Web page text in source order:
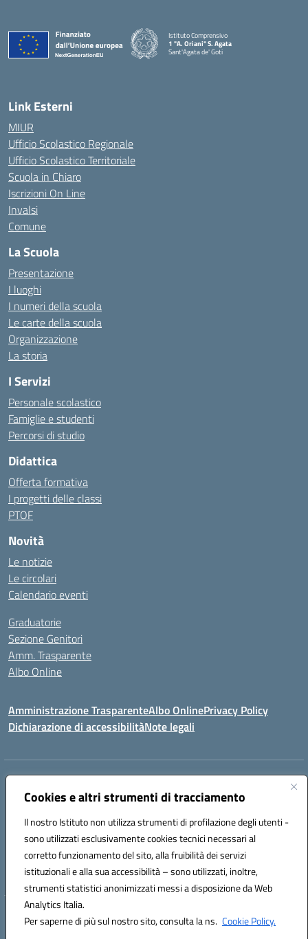
Cookies e altri strumenti di tracciamento
Il nostro Istituto non utilizza strumenti di profilazione degli utenti -
sono utilizzati esclusivamente cookies tecnici necessari al
corretto funzionamento del sito, alla fruibilità dei servizi
istituzionali e alla sua accessibilità – sono utilizzati, inoltre,
strumenti statistici anonimizzati messi a disposizione da Web
Analytics Italia.
Per saperne di più sul nostro sito, consulta la ns. Cookie Policy.
Istituto Comprensivo
1 "A. Oriani" S. Agata
Sant'Agata de' Goti
— Visita la pagina iniziale della scuola
Link Esterni
MIUR
Ufficio Scolastico Regionale
Ufficio Scolastico Territoriale
Scuola in Chiaro
Iscrizioni On Line
Invalsi
Comune
La Scuola
Presentazione
I luoghi
I numeri della scuola
Le carte della scuola
Organizzazione
La storia
I Servizi
Personale scolastico
Famiglie e studenti
Percorsi di studio
Didattica
Offerta formativa
I progetti delle classi
PTOF
Novità
Le notizie
Le circolari
Calendario eventi
Graduatorie
Sezione Genitori
Amm. Trasparente
Albo Online
Amministrazione TrasparenteAlbo OnlinePrivacy Policy
Dichiarazione di accessibilitàNote legali
Indirizzo:
Centralino:0823/718125 Email:bnic839008@istruzione.it
Codice fiscale: 92029030621
Codice meccanografico:
BNIC839008
Codice unico di fatturazione (CUF): UFSWAV
Hosting & Powered by 3D Solution S.r.l.
Concept & Design by Designers Italia